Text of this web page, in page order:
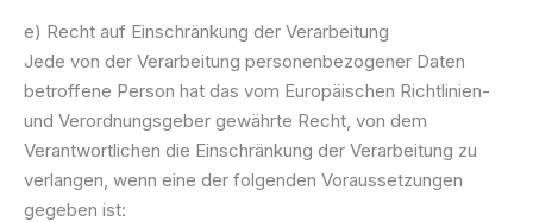
e) Recht auf Einschränkung der Verarbeitung
Jede von der Verarbeitung personenbezogener Daten
betroffene Person hat das vom Europäischen Richtlinien-
und Verordnungsgeber gewährte Recht, von dem
Verantwortlichen die Einschränkung der Verarbeitung zu
verlangen, wenn eine der folgenden Voraussetzungen
gegeben ist: